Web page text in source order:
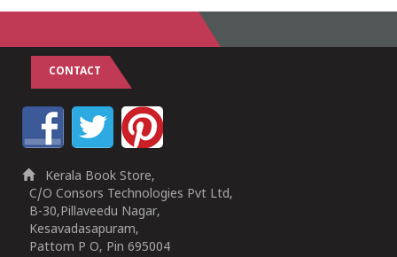
CONTACT
Kerala Book Store,
C/O Consors Technologies Pvt Ltd,
B-30,Pillaveedu Nagar,
Kesavadasapuram,
Pattom P O, Pin 695004